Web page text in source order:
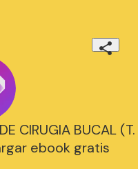
CIRUGIA BUCAL (T.
ebook gratis